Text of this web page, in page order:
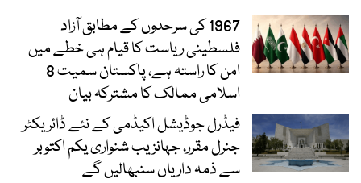
1967 کی سرحدوں کے مطابق آزاد
فلسطینی ریاست کا قیام ہی خطے میں
امن کا راستہ ہے، پاکستان سمیت 8
اسلامی ممالک کا مشترکہ بیان
فیڈرل جوڈیشل اکیڈمی کے نئے ڈائریکٹر
جنرل مقرر، جہانزیب شنواری یکم اکتوبر
سے ذمہ داریاں سنبھالیں گے